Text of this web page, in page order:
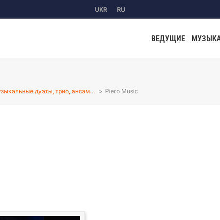
UKR RU
ВЕДУЩИЕ
дуэты, трио, ансам… Piero Music